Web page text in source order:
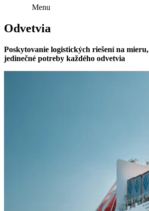
Menu
Odvetvia
Poskytovanie logistických riešení na
jedinečné potreby každého odvetvia